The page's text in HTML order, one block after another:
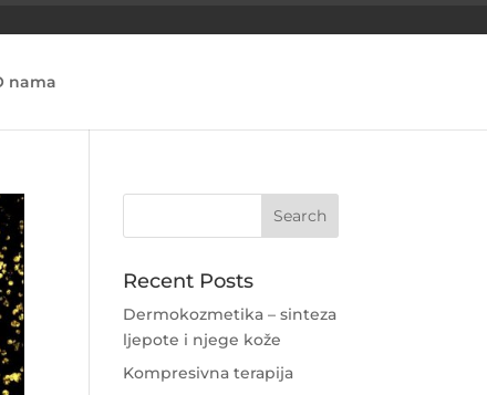
nama
Recent Posts
Dermokozmetika – sinteza
ljepote i njege kože
Kompresivna terapija